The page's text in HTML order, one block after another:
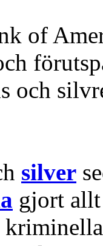
of
och
silver
gjort allt